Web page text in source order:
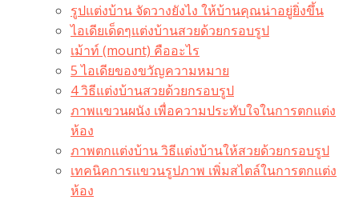
รูปแต่งบ้าน จัดวางยังไง ให้บ้านคุณน่าอยู่ยิ่งขึ้น
ไอเดียเด็ดๆแต่งบ้านสวยด้วยกรอบรูป
เม้าท์ (mount) คืออะไร​
5 ไอเดียของขวัญความหมาย
4 วิธีแต่งบ้านสวยด้วยกรอบรูป
ภาพแขวนผนัง เพื่อความประทับใจในการตกแต่ง
ห้อง
ภาพตกแต่งบ้าน วิธีแต่งบ้านให้สวยด้วยกรอบรูป
เทคนิคการแขวนรูปภาพ เพิ่มสไตล์ในการตกแต่ง
ห้อง